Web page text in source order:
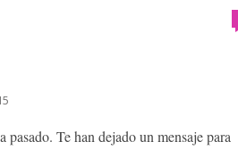
Te han dejado un mensaje para